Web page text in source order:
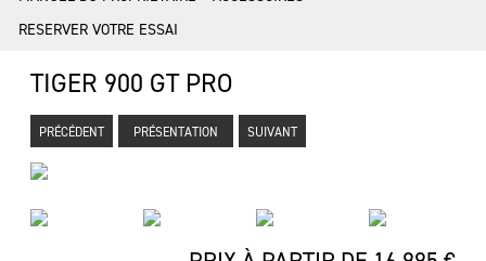
RESERVER VOTRE ESSAI
TIGER 900 GT PRO
PRÉCÉDENT PRÉSENTATION SUIVANT